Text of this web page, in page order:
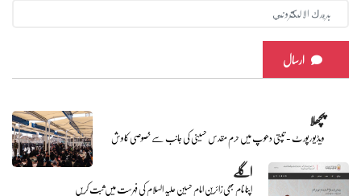
ارسال
پچھلا
ویڈیو رپورٹ - تپتی دھوپ میں حرم مقدس حسینی کی جانب سے خصوصی کاوش
اگلے
اپنا نام بھی زائرین امام حسین علیہ السلام کی فہرست میں ثبت کریں